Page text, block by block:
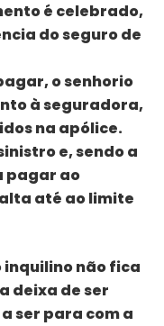
é celebrado,
do seguro de
o senhorio
à seguradora,
na apólice.
e, sendo a
pagar ao
até ao limite
inquilino não fica
deixa de ser
ser para com a